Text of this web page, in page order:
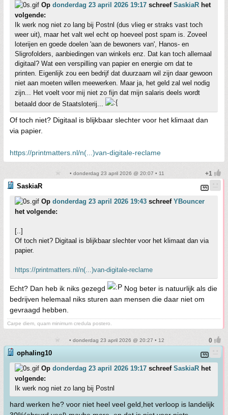
Op donderdag 23 april 2026 19:17 schreef SaskiaR het
volgende:
Ik werk nog niet zo lang bij Postnl (dus vlieg er straks vast toch
weer uit), maar het valt wel echt op hoeveel post spam is. Zoveel
loterijen en goede doelen 'aan de bewoners van', Hanos- en
Sligrofolders, aanbiedingen van winkels enz. Dat kan toch allemaal
digitaal? Wat een verspilling van papier en energie om dat te
printen. Eigenlijk zou een bedrijf dat duurzaam wil zijn daar gewoon
niet aan moeten willen meewerken. Maar ja, het geld zal wel nodig
zijn... Het voelt voor mij niet zo fijn dat mijn salaris deels wordt
betaald door de Staatsloterij...
Of toch niet? Digitaal is blijkbaar slechter voor het klimaat dan
via papier.
https://printmatters.nl/n(...)van-digitale-reclame
• donderdag 23 april 2026 @ 20:07 • 11
SaskiaR
Op donderdag 23 april 2026 19:43 schreef YBouncer
het volgende:
[..]
Of toch niet? Digitaal is blijkbaar slechter voor het klimaat dan via
papier.
https://printmatters.nl/n(...)van-digitale-reclame
Echt? Dan heb ik niks gezegd
Nog beter is natuurlijk als die
bedrijven helemaal niks sturen aan mensen die daar niet om
gevraagd hebben.
Carpe diem, quam minimum credula postero.
• donderdag 23 april 2026 @ 20:27 • 12
ophaling10
Op donderdag 23 april 2026 19:17 schreef SaskiaR het
volgende:
Ik werk nog niet zo lang bij Postnl
hard werken he? voor niet heel veel geld,het verloop is landelijk